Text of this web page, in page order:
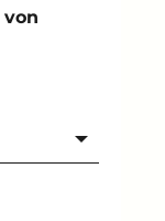
von